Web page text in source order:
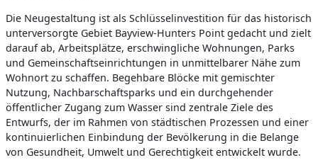
Die Neugestaltung ist als Schlüsselinvestition für das historisch
unterversorgte Gebiet Bayview-Hunters Point gedacht und zielt
darauf ab, Arbeitsplätze, erschwingliche Wohnungen, Parks
und Gemeinschaftseinrichtungen in unmittelbarer Nähe zum
Wohnort zu schaffen. Begehbare Blöcke mit gemischter
Nutzung, Nachbarschaftsparks und ein durchgehender
öffentlicher Zugang zum Wasser sind zentrale Ziele des
Entwurfs, der im Rahmen von städtischen Prozessen und einer
kontinuierlichen Einbindung der Bevölkerung in die Belange
von Gesundheit, Umwelt und Gerechtigkeit entwickelt wurde.